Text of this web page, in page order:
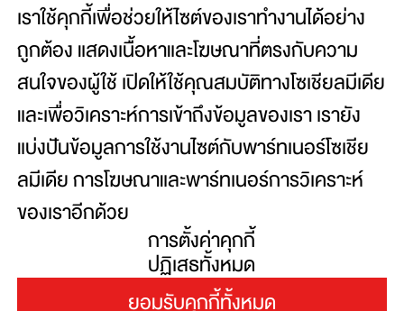
Copyright© 2026 Toshiba Thailand Co., Ltd., All
Rights Reserved.
ข้อตกลงและเงื่อนไขการใช้งานเว็ปไซต์
นโยบายความเป็นส่วนตัว
เว็บไซต์นี้ใช้คุกกี้เพื่อเพิ่มประสิทธิภาพและ
ประสบการณ์ที่ดีในการใช้งานและเข้าชม การใช้งาน
เว็บไซต์นี้จะถือว่าคุณให้ความยินยอมในการใช้คุกกี้
เราใช้คุกกี้เพื่อช่วยให้ไซต์ของเราทำงานได้อย่าง
ถูกต้อง แสดงเนื้อหาและโฆษณาที่ตรงกับความ
สนใจของผู้ใช้ เปิดให้ใช้คุณสมบัติทางโซเชียลมีเดีย
และเพื่อวิเคราะห์การเข้าถึงข้อมูลของเรา เรายัง
แบ่งปันข้อมูลการใช้งานไซต์กับพาร์ทเนอร์โซเชีย
ลมีเดีย การโฆษณาและพาร์ทเนอร์การวิเคราะห์
ของเราอีกด้วย
การตั้งค่าคุกกี้
ปฏิเสธทั้งหมด
ยอมรับคุกกี้ทั้งหมด